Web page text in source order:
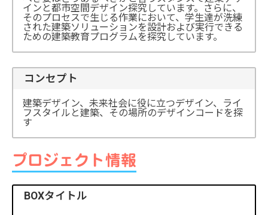
インと都市空間デザイン探究しています。さらに、
そのプロセスで生じる作業において、学生達が洗練
された建築ソリューションを設計および実行できる
ための建築教育プログラムを探究しています。
コンセプト
建築デザイン、未来社会に役に立つデザイン、ライ
フスタイルと建築、その場所のデザインコードを探
す
プロジェクト情報
BOXタイトル